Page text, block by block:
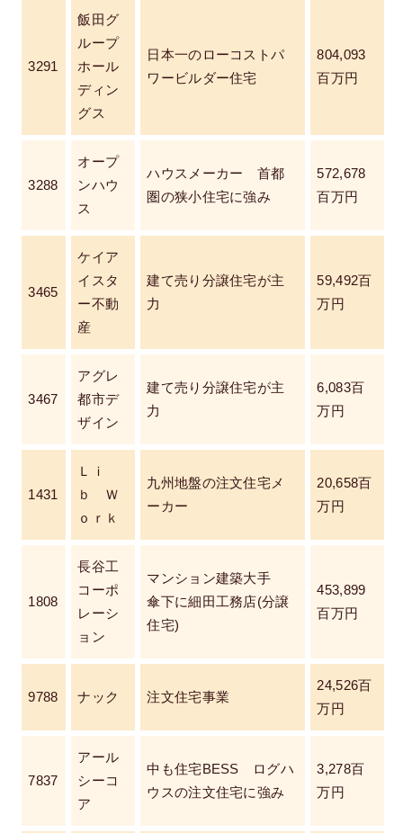
3291
飯田グ
ループ
ホール
ディン
グス
日本一のローコストパ
ワービルダー住宅
804,093
百万円
3288
オープ
ンハウ
ス
ハウスメーカー 首都
圏の狭小住宅に強み
572,678
百万円
3465
ケイア
イスタ
ー不動
産
建て売り分譲住宅が主
力
59,492百
万円
3467
アグレ
都市デ
ザイン
建て売り分譲住宅が主
力
6,083百
万円
1431
Ｌｉ
ｂ Ｗ
ｏｒｋ
九州地盤の注文住宅メ
ーカー
20,658百
万円
1808
長谷工
コーポ
レーシ
ョン
マンション建築大手
傘下に細田工務店(分譲
住宅)
453,899
百万円
9788 ナック 注文住宅事業
24,526百
万円
7837
アール
シーコ
ア
中も住宅BESS ログハ
ウスの注文住宅に強み
3,278百
万円